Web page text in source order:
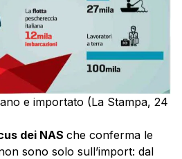
e importato (La Stampa, 24
dei NAS che conferma le
sono solo sull’import: dal